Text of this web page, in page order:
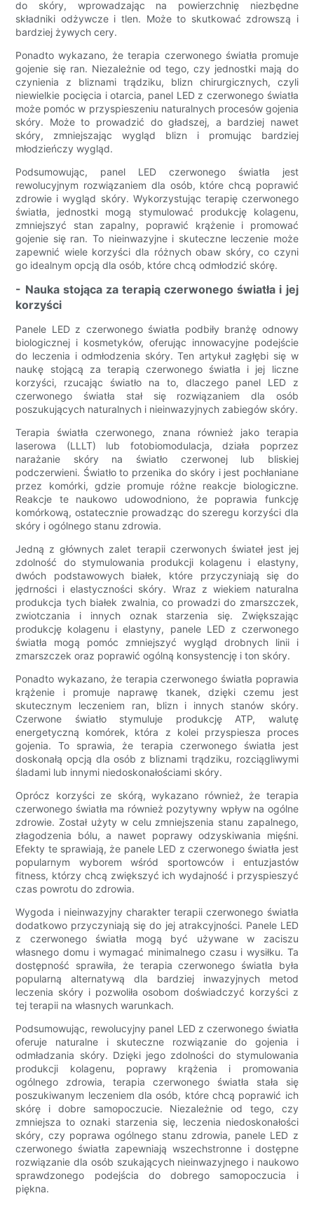
do skóry, wprowadzając na powierzchnię niezbędne
składniki odżywcze i tlen. Może to skutkować zdrowszą i
bardziej żywych cery.
Ponadto wykazano, że terapia czerwonego światła promuje
gojenie się ran. Niezależnie od tego, czy jednostki mają do
czynienia z bliznami trądziku, blizn chirurgicznych, czyli
niewielkie pocięcia i otarcia, panel LED z czerwonego światła
może pomóc w przyspieszeniu naturalnych procesów gojenia
skóry. Może to prowadzić do gładszej, a bardziej nawet
skóry, zmniejszając wygląd blizn i promując bardziej
młodzieńczy wygląd.
Podsumowując, panel LED czerwonego światła jest
rewolucyjnym rozwiązaniem dla osób, które chcą poprawić
zdrowie i wygląd skóry. Wykorzystując terapię czerwonego
światła, jednostki mogą stymulować produkcję kolagenu,
zmniejszyć stan zapalny, poprawić krążenie i promować
gojenie się ran. To nieinwazyjne i skuteczne leczenie może
zapewnić wiele korzyści dla różnych obaw skóry, co czyni
go idealnym opcją dla osób, które chcą odmłodzić skórę.
- Nauka stojąca za terapią czerwonego światła i jej
korzyści
Panele LED z czerwonego światła podbiły branżę odnowy
biologicznej i kosmetyków, oferując innowacyjne podejście
do leczenia i odmłodzenia skóry. Ten artykuł zagłębi się w
naukę stojącą za terapią czerwonego światła i jej liczne
korzyści, rzucając światło na to, dlaczego panel LED z
czerwonego światła stał się rozwiązaniem dla osób
poszukujących naturalnych i nieinwazyjnych zabiegów skóry.
Terapia światła czerwonego, znana również jako terapia
laserowa (LLLT) lub fotobiomodulacja, działa poprzez
narażanie skóry na światło czerwonej lub bliskiej
podczerwieni. Światło to przenika do skóry i jest pochłaniane
przez komórki, gdzie promuje różne reakcje biologiczne.
Reakcje te naukowo udowodniono, że poprawia funkcję
komórkową, ostatecznie prowadząc do szeregu korzyści dla
skóry i ogólnego stanu zdrowia.
Jedną z głównych zalet terapii czerwonych świateł jest jej
zdolność do stymulowania produkcji kolagenu i elastyny,
dwóch podstawowych białek, które przyczyniają się do
jędrności i elastyczności skóry. Wraz z wiekiem naturalna
produkcja tych białek zwalnia, co prowadzi do zmarszczek,
zwiotczania i innych oznak starzenia się. Zwiększając
produkcję kolagenu i elastyny, panele LED z czerwonego
światła mogą pomóc zmniejszyć wygląd drobnych linii i
zmarszczek oraz poprawić ogólną konsystencję i ton skóry.
Ponadto wykazano, że terapia czerwonego światła poprawia
krążenie i promuje naprawę tkanek, dzięki czemu jest
skutecznym leczeniem ran, blizn i innych stanów skóry.
Czerwone światło stymuluje produkcję ATP, walutę
energetyczną komórek, która z kolei przyspiesza proces
gojenia. To sprawia, że ​​terapia czerwonego światła jest
doskonałą opcją dla osób z bliznami trądziku, rozciągliwymi
śladami lub innymi niedoskonałościami skóry.
Oprócz korzyści ze skórą, wykazano również, że terapia
czerwonego światła ma również pozytywny wpływ na ogólne
zdrowie. Został użyty w celu zmniejszenia stanu zapalnego,
złagodzenia bólu, a nawet poprawy odzyskiwania mięśni.
Efekty te sprawiają, że panele LED z czerwonego światła jest
popularnym wyborem wśród sportowców i entuzjastów
fitness, którzy chcą zwiększyć ich wydajność i przyspieszyć
czas powrotu do zdrowia.
Wygoda i nieinwazyjny charakter terapii czerwonego światła
dodatkowo przyczyniają się do jej atrakcyjności. Panele LED
z czerwonego światła mogą być używane w zaciszu
własnego domu i wymagać minimalnego czasu i wysiłku. Ta
dostępność sprawiła, że ​​terapia czerwonego światła była
popularną alternatywą dla bardziej inwazyjnych metod
leczenia skóry i pozwoliła osobom doświadczyć korzyści z
tej terapii na własnych warunkach.
Podsumowując, rewolucyjny panel LED z czerwonego światła
oferuje naturalne i skuteczne rozwiązanie do gojenia i
odmładzania skóry. Dzięki jego zdolności do stymulowania
produkcji kolagenu, poprawy krążenia i promowania
ogólnego zdrowia, terapia czerwonego światła stała się
poszukiwanym leczeniem dla osób, które chcą poprawić ich
skórę i dobre samopoczucie. Niezależnie od tego, czy
zmniejsza to oznaki starzenia się, leczenia niedoskonałości
skóry, czy poprawa ogólnego stanu zdrowia, panele LED z
czerwonego światła zapewniają wszechstronne i dostępne
rozwiązanie dla osób szukających nieinwazyjnego i naukowo
sprawdzonego podejścia do dobrego samopoczucia i
piękna.